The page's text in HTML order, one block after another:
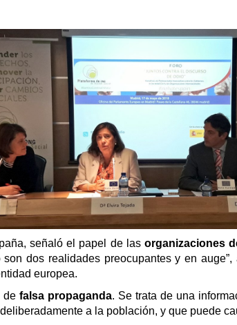
señaló el papel de las organizaciones
dos realidades preocupantes y en
europea.
de falsa propaganda. Se trata de una
a la población, y que puede